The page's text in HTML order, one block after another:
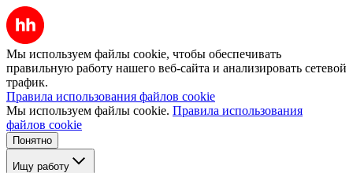
Мы используем файлы cookie, чтобы обеспечивать
правильную работу нашего веб-сайта и анализировать сетевой
трафик.
Правила использования файлов cookie
Мы используем файлы cookie. Правила использования
файлов cookie
Понятно
Ищу работу